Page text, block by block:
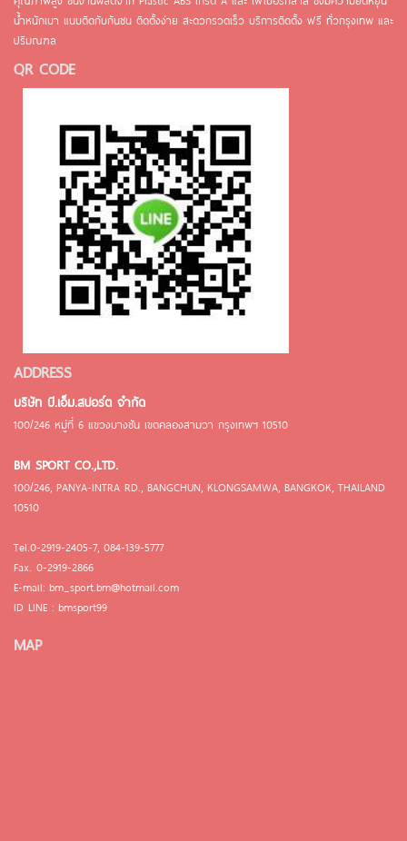
น้ำหนักเบา แนบติดกับกันชน ติดตั้งง่าย สะดวกรวดเร็ว บริการติดตั้ง ฟรี ทั่วกรุงเทพ และ
ปริมณฑล
QR CODE
ADDRESS
บริษัท บี.เอ็ม.สปอร์ต จำกัด
100/246 หมู่ที่ 6 แขวงบางชัน เขตคลองสามวา กรุงเทพฯ 10510
BM SPORT CO.,LTD.
100/246, PANYA-INTRA RD., BANGCHUN, KLONGSAMWA, BANGKOK, THAILAND
10510
Tel.0-2919-2405-7, 084-139-5777
Fax. 0-2919-2866
E-mail: bm_sport.bm@hotmail.com
ID LINE : bmsport99
MAP